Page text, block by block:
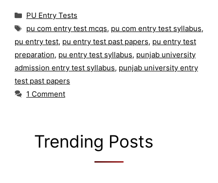
Categories
PU Entry Tests
Tags
pu com entry test mcqs, pu com entry test syllabus,
pu entry test, pu entry test past papers, pu entry test
preparation, pu entry test syllabus, punjab university
admission entry test syllabus, punjab university entry
test past papers
1 Comment
Trending Posts